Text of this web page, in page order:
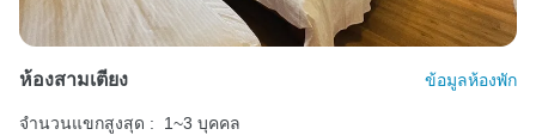
ห้องสามเตียง ข้อมูลห้องพัก
จำนวนแขกสูงสุด :
1~3 บุคคล